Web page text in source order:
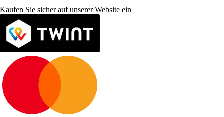
Kaufen Sie sicher auf unserer Website ein